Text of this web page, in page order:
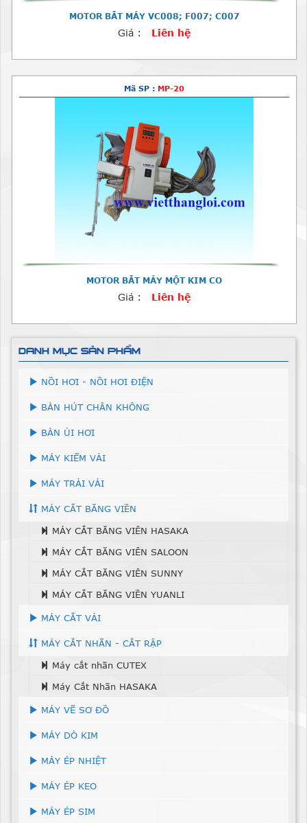
MOTOR BẮT MÁY VC008; F007; C007
Giá : Liên hệ
Mã SP : MP-20
MOTOR BẮT MÁY MỘT KIM CO
Giá : Liên hệ
DANH MỤC SẢN PHẨM
NỒI HƠI - NỒI HƠI ĐIỆN
BÀN HÚT CHÂN KHÔNG
BÀN ỦI HƠI
MÁY KIỂM VẢI
MÁY TRẢI VẢI
MÁY CẮT BĂNG VIỀN
MÁY CẮT BĂNG VIÊN HASAKA
MÁY CẮT BĂNG VIÊN SALOON
MÁY CẮT BĂNG VIÊN SUNNY
MÁY CẮT BĂNG VIỀN YUANLI
MÁY CẮT VẢI
MÁY CẮT NHÃN - CẮT RẬP
Máy cắt nhãn CUTEX
Máy Cắt Nhãn HASAKA
MÁY VẼ SƠ ĐỒ
MÁY DÒ KIM
MÁY ÉP NHIỆT
MÁY ÉP KEO
MÁY ÉP SIM